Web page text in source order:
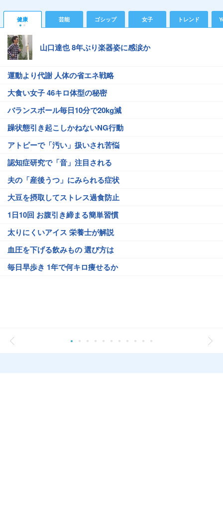
健康 芸能 ゴシップ 女子 トレンド
山口達也 8年ぶり楽器姿に感涙か
運動より代謝 人体の省エネ戦略
大食い女子 46キロ体型の秘密
バランスボール毎日10分で20kg減
躁状態引き起こしかねないNG行動
アトピーで「汚い」扱いされ苦悩
認知症研究で「音」注目される
夫の「産後うつ」にみられる症状
大豆を摂取してストレス過食防止
1日10回 お腹引き締まる簡単習慣
太りにくいアイス 栄養士が解説
血圧を下げる飲みもの 選び方は
毎日早歩き 1年で何キロ痩せるか